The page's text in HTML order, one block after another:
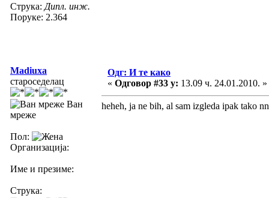
Струка: Дипл. инж.
Поруке: 2.364
Madiuxa
староседелац
Ван
мреже
Пол:
Организација:
Име и презиме:
Струка:
Одг: И те како
« Одговор #33 у: 13.09 ч. 24.01.2010. »
heheh, ja ne bih, al sam izgleda ipak tako